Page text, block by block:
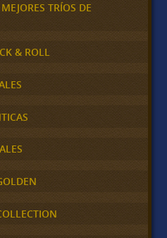
TRÍOS DE
& ROLL